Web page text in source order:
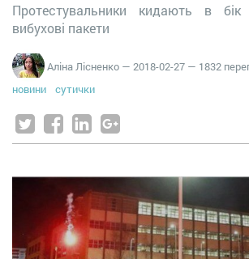
Протестувальники кидають в бік
вибухові пакети
Аліна Лісненко — 2018-02-27 — 1832
новини
сутички